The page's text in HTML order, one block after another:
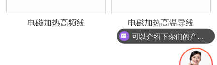
电磁加热高频线 电磁加热高温导线
可以介绍下你们的产品么？